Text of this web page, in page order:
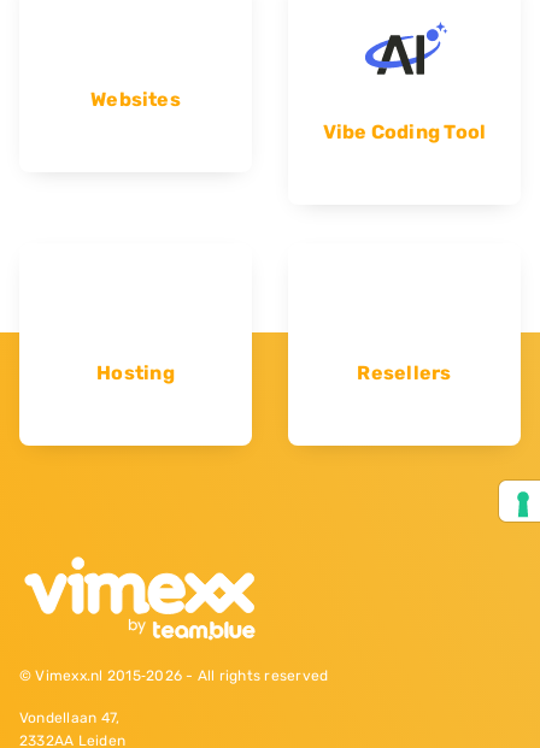
Websites
Vibe Coding Tool
Hosting Resellers
© Vimexx.nl 2015‐2026 - All rights reserved
Vondellaan 47,
2332AA Leiden